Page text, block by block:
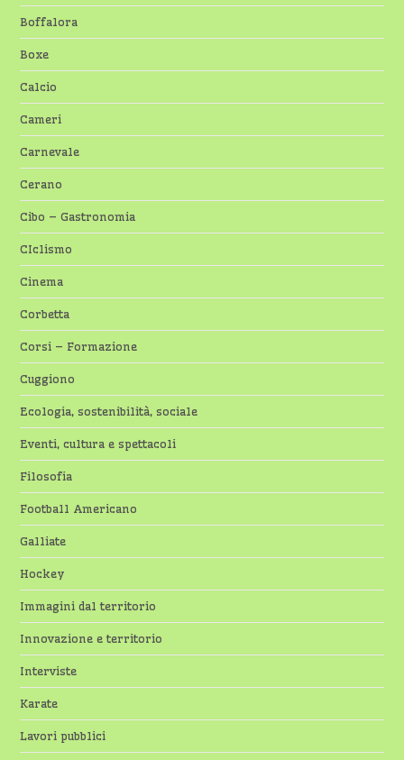
Boffalora
Boxe
Calcio
Cameri
Carnevale
Cerano
Cibo – Gastronomia
CIclismo
Cinema
Corbetta
Corsi – Formazione
Cuggiono
Ecologia, sostenibilità, sociale
Eventi, cultura e spettacoli
Filosofia
Football Americano
Galliate
Hockey
Immagini dal territorio
Innovazione e territorio
Interviste
Karate
Lavori pubblici